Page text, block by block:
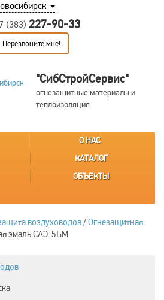
(383) 227-90-33
Перезвоните мне!
"СибСтройСервис"
огнезащитные материалы и
теплоизоляция
О НАС
КАТАЛОГ
ОБЪЕКТЫ
воздуховодов/Огнезащитная
эмаль САЭ-5БМ